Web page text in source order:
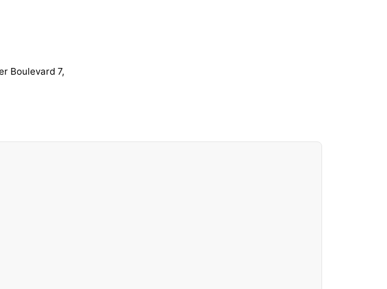
Boulevard 7,